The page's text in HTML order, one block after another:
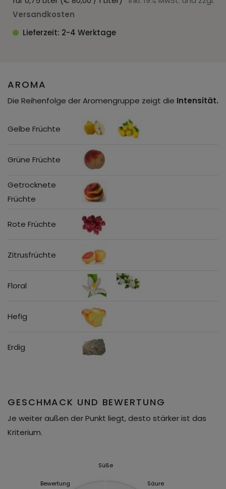
Versandkosten
Lieferzeit: 2-4 Werktage
AROMA
Die Reihenfolge der Aromengruppe zeigt die Intensität.
Gelbe Früchte
Grüne Früchte
Getrocknete
Früchte
Rote Früchte
Zitrusfrüchte
Floral
Hefig
Erdig
GESCHMACK UND BEWERTUNG
Je weiter außen der Punkt liegt, desto stärker ist das
Kriterium.
Süße
Säure
Bewertung